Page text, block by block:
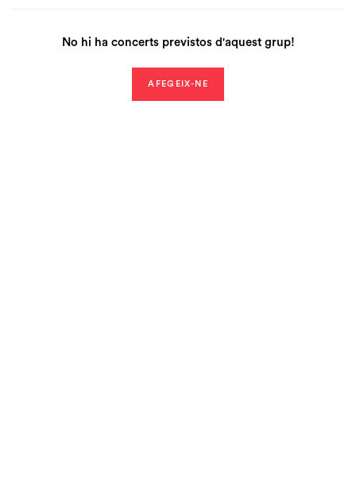
No hi ha concerts previstos d'aquest grup!
AFEGEIX-NE